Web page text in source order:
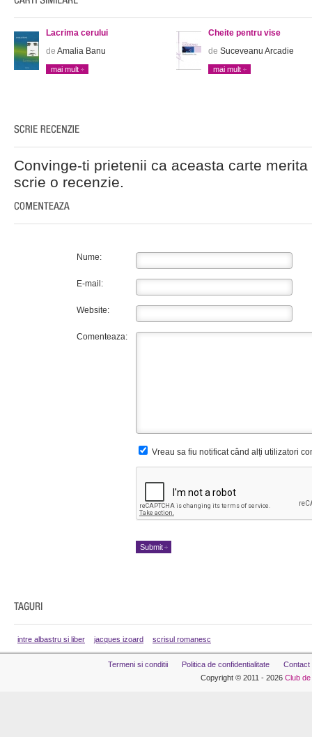
Lacrima cerului
de Amalia Banu
mai mult
Cheite pentru vise
de Suceveanu Arcadie
mai mult
Convinge-ti prietenii ca aceasta carte
scrie o recenzie.
Nume:
E-mail:
Website:
Comenteaza:
Vreau sa fiu notificat când alți utilizatori
intre albastru si liber jacques izoard scrisul romanesc
Termeni si conditii Politica de confidentialitate
Contact
Copyright © 2011 - 2026 Club